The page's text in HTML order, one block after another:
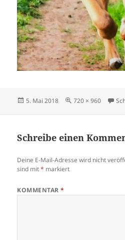
Veröffentlicht
5. Mai 2018 Originalgröße
720 × 960
Schreibe einen
Deine E-Mail-Adresse wird nicht
sind mit* markiert
KOMMENTAR*